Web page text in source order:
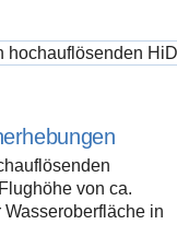
von ca.
in